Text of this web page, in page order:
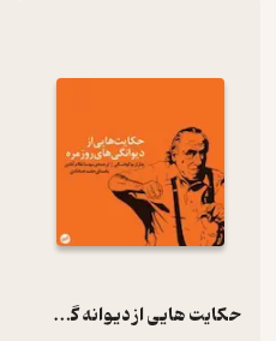
حکایت هایی از دیوانه گی روزمره